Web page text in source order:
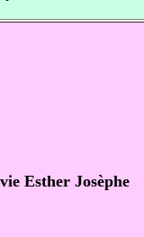
Esther Josèphe